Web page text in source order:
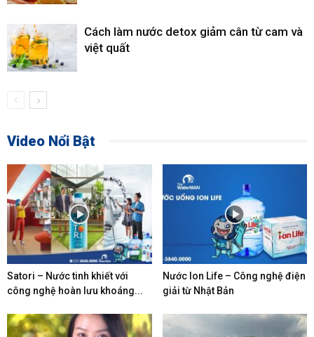
Cách làm nước detox giảm cân từ cam và
việt quất
Video Nổi Bật
Satori – Nước tinh khiết với
công nghệ hoàn lưu khoáng...
Nước Ion Life – Công nghệ điện
giải từ Nhật Bản